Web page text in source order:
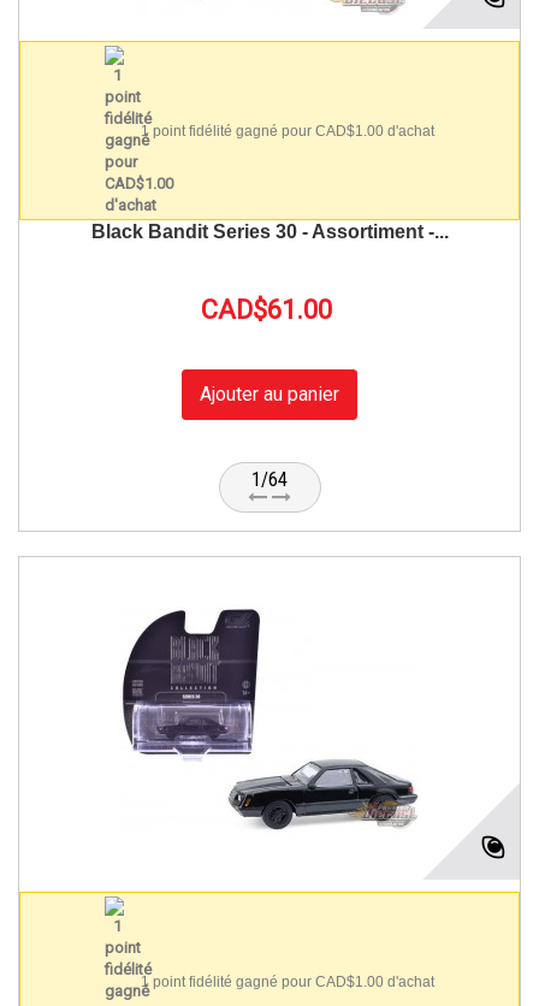
1 point fidélité gagné pour CAD$1.00 d'achat
Black Bandit Series 30 - Assortiment -...
CAD$61.00
Ajouter au panier
1/64
1 point fidélité gagné pour CAD$1.00 d'achat